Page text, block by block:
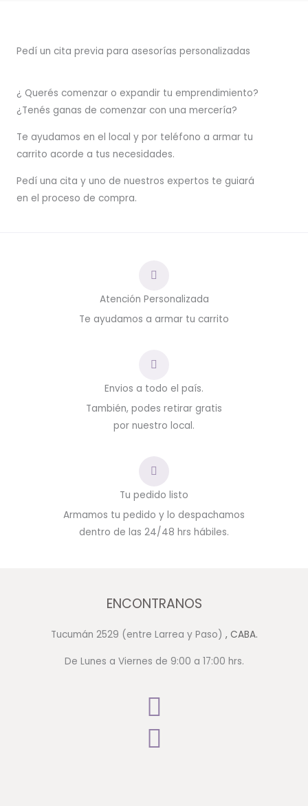
Pedí un cita previa para asesorías personalizadas
¿ Querés comenzar o expandir tu emprendimiento?
¿Tenés ganas de comenzar con una mercería?
Te ayudamos en el local y por teléfono a armar tu
carrito acorde a tus necesidades.
Pedí una cita y uno de nuestros expertos te guiará
en el proceso de compra.
Atención Personalizada
Te ayudamos a armar tu carrito
Envios a todo el país.
También, podes retirar gratis
por nuestro local.
Tu pedido listo
Armamos tu pedido y lo despachamos
dentro de las 24/48 hrs hábiles.
ENCONTRANOS
Tucumán 2529 (entre Larrea y Paso) , CABA.
De Lunes a Viernes de 9:00 a 17:00 hrs.